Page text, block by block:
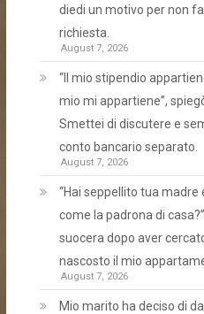
diedi un motivo per non
richiesta.
August 7, 2026
“Il mio stipendio
mio mi appartiene”,
Smettei di discutere e
conto bancario separato.
August 7, 2026
“Hai seppellito tua madre
come la padrona di
suocera dopo aver
nascosto il mio
August 7, 2026
Mio marito ha deciso di